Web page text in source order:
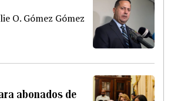
O. Gómez Gómez
abonados de